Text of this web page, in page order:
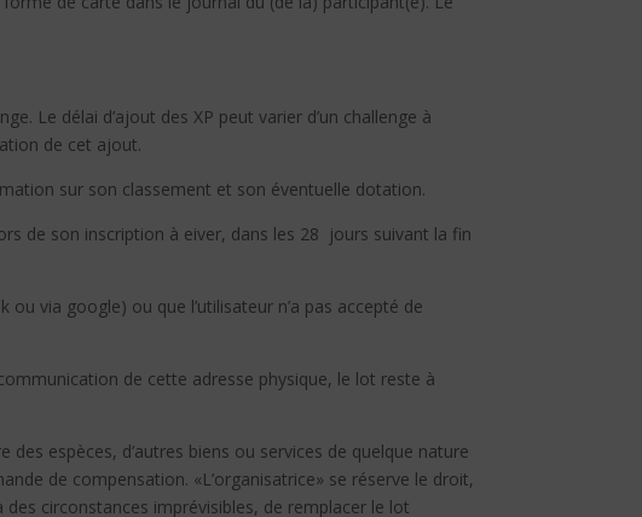
Le délai d’ajout des XP peut varier d’un challenge à
de cet ajout.
sur son classement et son éventuelle dotation.
de son inscription à eiver, dans les 28 jours suivant la fin
via google) ou que l’utilisateur n’a pas accepté de
de cette adresse physique, le lot reste à
espèces, d’autres biens ou services de quelque nature
de compensation. «L’organisatrice» se réserve le droit,
circonstances imprévisibles, de remplacer le lot